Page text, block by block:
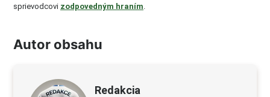
sprievodcovi zodpovedným hraním.
Autor obsahu
Redakcia